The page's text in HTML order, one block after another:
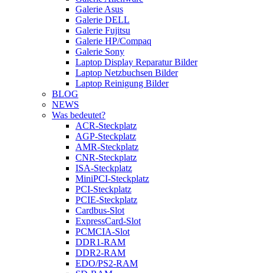
Galerie Asus
Galerie DELL
Galerie Fujitsu
Galerie HP/Compaq
Galerie Sony
Laptop Display Reparatur Bilder
Laptop Netzbuchsen Bilder
Laptop Reinigung Bilder
BLOG
NEWS
Was bedeutet?
ACR-Steckplatz
AGP-Steckplatz
AMR-Steckplatz
CNR-Steckplatz
ISA-Steckplatz
MiniPCI-Steckplatz
PCI-Steckplatz
PCIE-Steckplatz
Cardbus-Slot
ExpressCard-Slot
PCMCIA-Slot
DDR1-RAM
DDR2-RAM
EDO/PS2-RAM